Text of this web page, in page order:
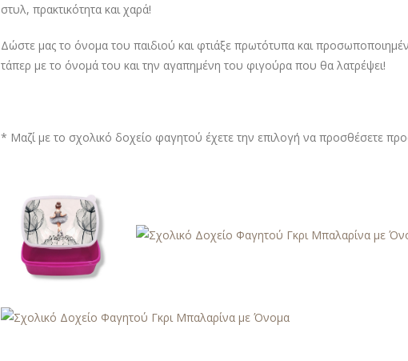
στυλ, πρακτικότητα και χαρά!
Δώστε μας το όνομα του παιδιού και φτιάξε πρωτότυπα και
τάπερ με το όνομά του και την αγαπημένη του φιγούρα που θα λατρέψει!
* Μαζί με το σχολικό δοχείο φαγητού έχετε την επιλογή να προσθέσετε